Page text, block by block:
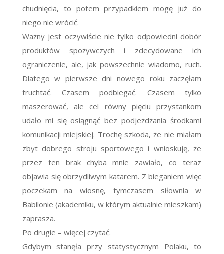
chudnięcia, to potem przypadkiem mogę już do
niego nie wrócić.
Ważny jest oczywiście nie tylko odpowiedni dobór
produktów spożywczych i zdecydowane ich
ograniczenie, ale, jak powszechnie wiadomo, ruch.
Dlatego w pierwsze dni nowego roku zaczęłam
truchtać. Czasem podbiegać. Czasem tylko
maszerować, ale cel równy pięciu przystankom
udało mi się osiągnąć bez podjeżdżania środkami
komunikacji miejskiej. Trochę szkoda, że nie miałam
zbyt dobrego stroju sportowego i wnioskuję, że
przez ten brak chyba mnie zawiało, co teraz
objawia się obrzydliwym katarem. Z bieganiem więc
poczekam na wiosnę, tymczasem siłownia w
Babilonie (akademiku, w którym aktualnie mieszkam)
zaprasza.
Po drugie – więcej czytać.
Gdybym stanęła przy statystycznym Polaku, to